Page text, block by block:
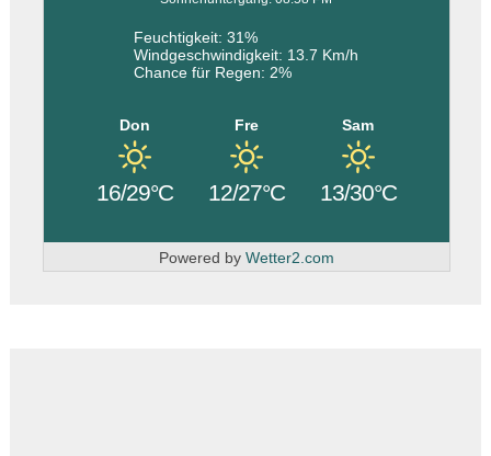
Feuchtigkeit: 31%
Windgeschwindigkeit: 13.7 Km/h
Chance für Regen: 2%
Don
16/29°C
Fre
12/27°C
Sam
13/30°C
Powered by Wetter2.com